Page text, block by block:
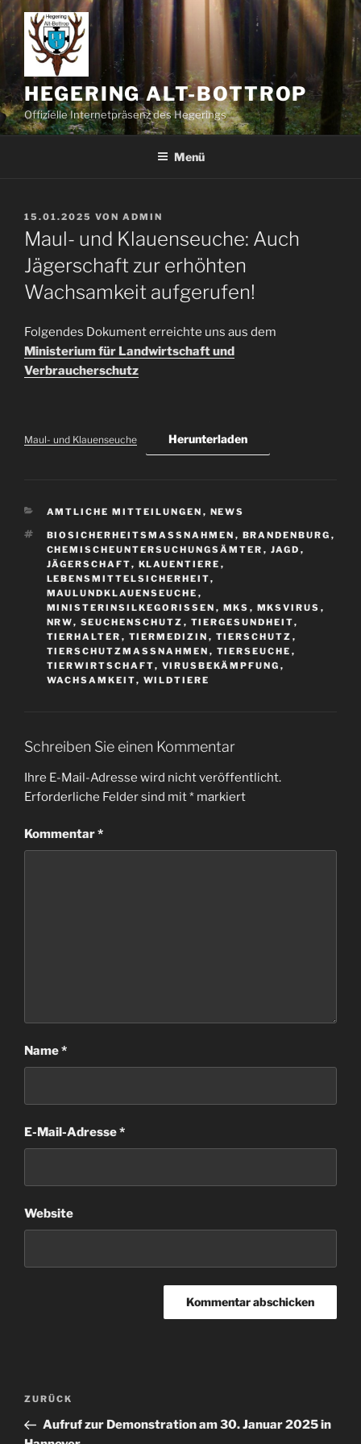
Zum
Inhalt
springen
HEGERING ALT-BOTTROP
Offizielle Internetpräsenz des Hegerings
Menü
VERÖFFENTLICHT
AM
15.01.2025 VON ADMIN
Maul- und Klauenseuche: Auch
Jägerschaft zur erhöhten
Wachsamkeit aufgerufen!
Folgendes Dokument erreichte uns aus dem
Ministerium für Landwirtschaft und
Verbraucherschutz
Maul- und Klauenseuche Herunterladen
KATEGORIEN
AMTLICHE MITTEILUNGEN , NEWS
SCHLAGWÖRTER
BIOSICHERHEITSMASSNAHMEN , BRANDENBURG ,
CHEMISCHEUNTERSUCHUNGSÄMTER , JAGD ,
JÄGERSCHAFT, KLAUENTIERE ,
LEBENSMITTELSICHERHEIT,
MAULUNDKLAUENSEUCHE ,
MINISTERINSILKEGORISSEN
, MKS , MKSVIRUS ,
NRW, SEUCHENSCHUTZ , TIERGESUNDHEIT,
TIERHALTER , TIERMEDIZIN , TIERSCHUTZ ,
TIERSCHUTZMASSNAHMEN
, TIERSEUCHE ,
TIERWIRTSCHAFT, VIRUSBEKÄMPFUNG ,
WACHSAMKEIT, WILDTIERE
Schreiben Sie einen Kommentar
Ihre E-Mail-Adresse wird nicht veröffentlicht.
Erforderliche Felder sind mit* markiert
Kommentar*
Name*
E-Mail-Adresse*
Website
Beitragsnavigation
Vorheriger
Beitrag
ZURÜCK
Aufruf zur Demonstration am 30. Januar 2025 in